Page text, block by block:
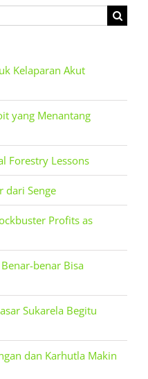
Kelaparan Akut
yang Menantang
Forestry Lessons
dari Senge
Profits as
benar Bisa
Sukarela Begitu
dan Karhutla Makin